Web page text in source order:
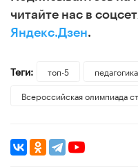
читайте нас в
Яндекс.Дзен.
Теги: топ-5 педагогика
Всероссийская олимпиада